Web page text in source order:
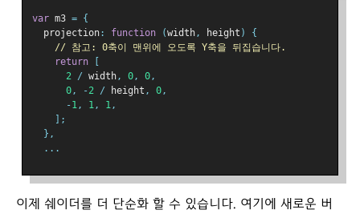
var m3 = {
  projection
: function (width, height )
{
// 참고: 0축이 맨위에 오도록 Y축을 뒤집습니다.
return
2 / width, 0, 0,
0, -2 / height , 0,
-1, 1, 1,
];
},
...
이제 쉐이더를 더 단순화 할 수 있습니다. 여기에 새로운 버